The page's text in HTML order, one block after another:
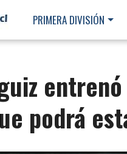
PRIMERA DIVISIÓN
podrá